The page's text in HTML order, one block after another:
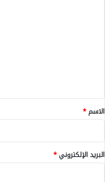
ه
ز
ب
ص
ع
*
الاسم*
البريد الإلكتروني*